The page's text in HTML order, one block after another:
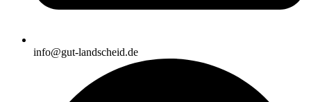
info@gut-landscheid.de